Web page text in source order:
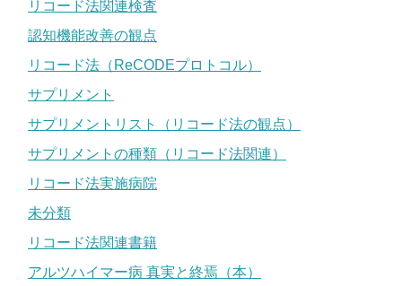
リコード法関連検査
認知機能改善の観点
リコード法（ReCODEプロトコル）
サプリメント
サプリメントリスト（リコード法の観点）
サプリメントの種類（リコード法関連）
リコード法実施病院
未分類
リコード法関連書籍
アルツハイマー病 真実と終焉（本）